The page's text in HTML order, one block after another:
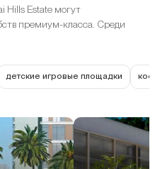
Hills Estate могут
премиум-класса. Среди
детские игровые площадки